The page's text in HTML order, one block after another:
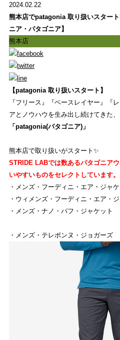
WHAT'S
STRIDE LABとは？
ONLINE SHOP
オンライン ショップ
EVENT
イベント
REVIEW
商品レビュー
COLUMN
コラム
店舗一覧
KUMAMOTO
ストライトラボ熊本店 TOP
2024.02.22
熊本店でpatagonia 取り扱いスター
ニア・パタゴニア】
熊本店
【patagonia 取り扱いスタート】
『フリース』『ベースレイヤー』『
アとノウハウを生み出し続けてきた
「patagonia(パタゴニア)」
熊本店で取り扱いがスタート✨
STRIDE LABでは数あるパタゴニア
いやすいものをセレクトしています。
・メンズ・フーディニ・エア・ジャケ
・ウィメンズ・フーディニ・エア・
・メンズ・ナノ・パフ・ジャケット
・メンズ・テレボンヌ・ジョガーズ